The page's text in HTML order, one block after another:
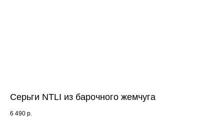
Серьги NTLI из барочного жемчуга
6 490 р.